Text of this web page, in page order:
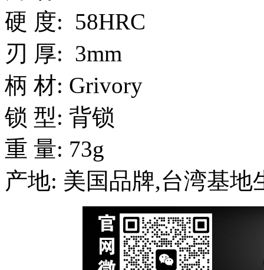
硬 度: 58HRC
刃 厚: 3mm
柄 材: Grivory
锁 型: 背锁
重 量: 73g
产地: 美国品牌,台湾基地